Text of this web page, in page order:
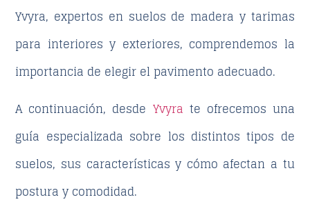
Yvyra, expertos en suelos de madera y tarimas
para interiores y exteriores, comprendemos la
importancia de elegir el pavimento adecuado.
A continuación, desde Yvyra te ofrecemos una
guía especializada sobre los distintos tipos de
suelos, sus características y cómo afectan a tu
postura y comodidad.